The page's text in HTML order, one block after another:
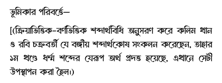
ভূমিকার পরিবর্ত্তে—
[(ক্রিয়াভিত্তিক-বর্ণভিত্তিক শব্দার্থবিধি অনুসরণ করে কলিম খান
ও রবি চক্রবর্তী যে বঙ্গীয় শব্দার্থকোষ সংকলন করেছেন, তাহার
১ম খণ্ডে ধর্ম্ম শব্দের যেরূপ অর্থ প্রদত্ত হয়েছে, এখানে সেটী
উপস্থাপন করা হৈল।)